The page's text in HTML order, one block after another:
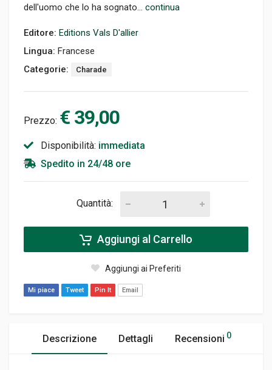
dell'uomo che lo ha sognato... continua
Editore: Editions Vals D'allier
Lingua: Francese
Categorie:
Charade
Prezzo: € 39,00
Disponibilità: immediata
Spedito in 24/48 ore
Quantità:
Aggiungi al Carrello
Aggiungi ai Preferiti
Mi piace Tweet Pin It Email
Descrizione Dettagli Recensioni 0